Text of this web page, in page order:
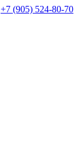
+7 (905) 524-80-70